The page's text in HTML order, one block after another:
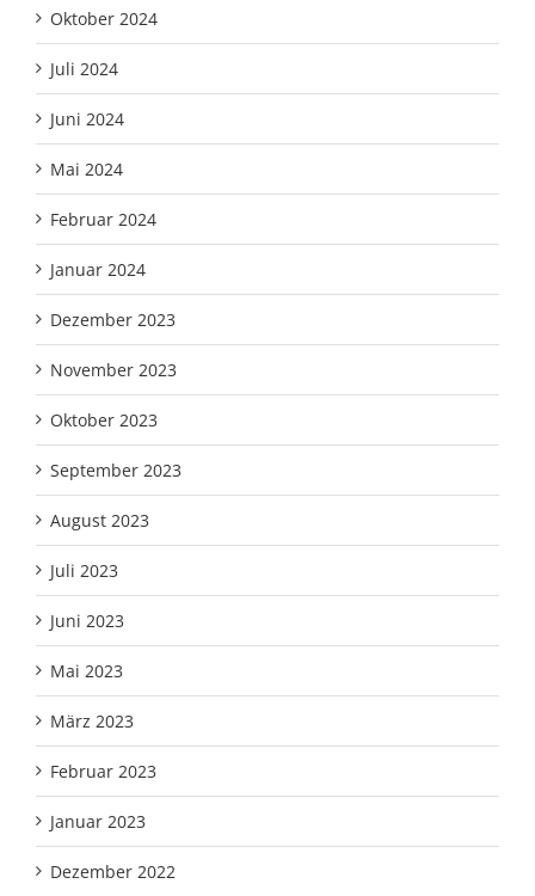
Oktober 2024
Juli 2024
Juni 2024
Mai 2024
Februar 2024
Januar 2024
Dezember 2023
November 2023
Oktober 2023
September 2023
August 2023
Juli 2023
Juni 2023
Mai 2023
März 2023
Februar 2023
Januar 2023
Dezember 2022